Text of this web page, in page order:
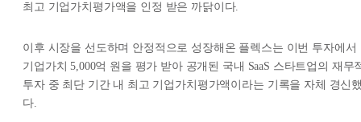
최고 기업가치평가액을 인정 받은 까닭이다.
이후 시장을 선도하며 안정적으로 성장해온 플렉스는 이번 투자에서
기업가치 5,000억 원을 평가 받아 공개된 국내 SaaS 스타트업의 재무
투자 중 최단 기간 내 최고 기업가치평가액이라는 기록을 자체 경신
다.